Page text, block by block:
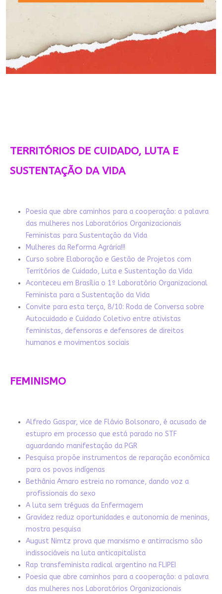
TERRITÓRIOS DE CUIDADO, LUTA E
SUSTENTAÇÃO DA VIDA
Poesia que abre caminhos para a cooperação: a palavra
das mulheres nos Laboratórios Organizacionais
Feministas para Sustentação da Vida
Mulheres da Reforma Agrária!!!
Curso sobre Elaboração e Gestão de Projetos com
Territórios de Cuidado, Luta e Sustentação da Vida
Aconteceu em Brasília o 1º Laboratório Organizacional
Feminista para a Sustentação da Vida
Convite para esta terça, 8/10: Roda de Conversa sobre
Autocuidado e Cuidado Coletivo entre ativistas
feministas, defensoras e defensores de direitos
humanos e movimentos sociais
FEMINISMO
Alfredo Gaspar, vice de Flávio Bolsonaro, é acusado de
estupro em processo que está parado no STF
aguardando manifestação da PGR
Pesquisa propõe instrumentos de reparação econômica
para os povos indígenas
Bethânia Amaro estreia no romance, dando voz a
profissionais do sexo
A luta sem tréguas da Enfermagem
Gravidez reduz oportunidades e autonomia de meninas,
mostra pesquisa
August Nimtz prova que marxismo e antirracismo são
indissociáveis na luta anticapitalista
Rap transfeminista radical argentino na FLIPEI
Poesia que abre caminhos para a cooperação: a palavra
das mulheres nos Laboratórios Organizacionais